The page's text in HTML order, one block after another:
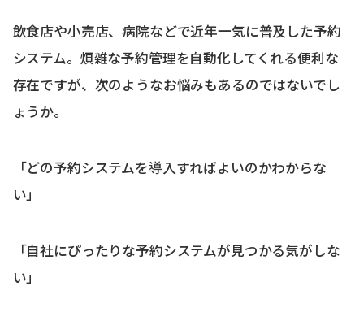
飲食店や小売店、病院などで近年一気に普及した予約
システム。煩雑な予約管理を自動化してくれる便利な
存在ですが、次のようなお悩みもあるのではないでし
ょうか。
「どの予約システムを導入すればよいのかわからな
い」
「自社にぴったりな予約システムが見つかる気がしな
い」